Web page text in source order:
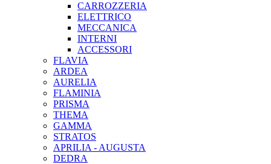
CARROZZERIA
ELETTRICO
MECCANICA
INTERNI
ACCESSORI
FLAVIA
ARDEA
AURELIA
FLAMINIA
PRISMA
THEMA
GAMMA
STRATOS
APRILIA - AUGUSTA
DEDRA